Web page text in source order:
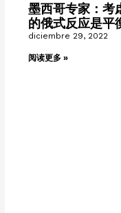
墨西哥专家：考
的俄式反应是平
diciembre 29, 2022
阅读更多 »